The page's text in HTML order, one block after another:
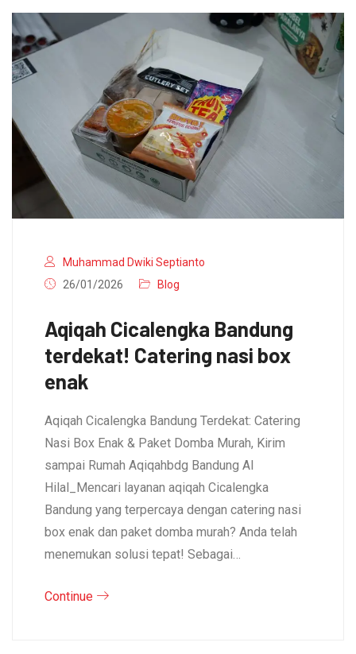
Muhammad Dwiki Septianto
26/01/2026
Blog
Aqiqah Cicalengka Bandung
terdekat! Catering nasi box
enak
Aqiqah Cicalengka Bandung Terdekat: Catering
Nasi Box Enak & Paket Domba Murah, Kirim
sampai Rumah Aqiqahbdg Bandung Al
Hilal_Mencari layanan aqiqah Cicalengka
Bandung yang terpercaya dengan catering nasi
box enak dan paket domba murah? Anda telah
menemukan solusi tepat! Sebagai…
Continue